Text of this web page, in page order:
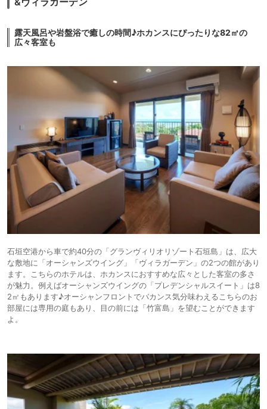
露天風呂や岩盤浴で癒しの時間♪ホカンスにぴったりな82㎡の
広々客室も
石垣空港から車で約40分の「グランヴィリオリゾート石垣島」は、広大
な敷地に「オーシャンズウイング」「ヴィラガーデン」の2つの館があり
ます。こちらのホテルは、ホカンスにおすすめな広々とした客室の多さ
が魅力。例えばオーシャンズウイングの「プレデンシャルスイート」は8
2㎡もあります♪オーシャンフロントでバカンス気分味わえるこちらのお
部屋には専用の庭もあり、目の前には「竹富島」を望むことができます
よ。